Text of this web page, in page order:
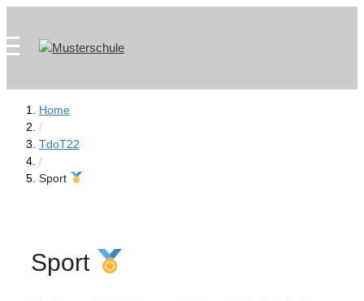
springen
content
Home
/
TdoT22
/
Sport
Sport